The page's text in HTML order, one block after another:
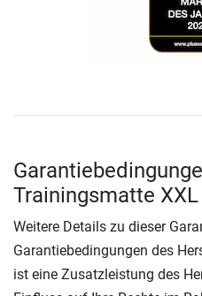
Trainingsmatte
Weitere Details zu dieser
Garantiebedingungen des
ist eine Zusatzleistung des